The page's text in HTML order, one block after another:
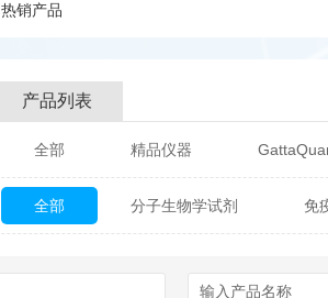
热销产品
产品列表
全部 精品仪器
Glycon Biochem Sterlitech
全部 分子生物学试剂 免